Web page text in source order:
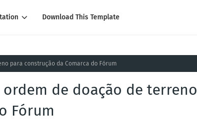
Download This Template
para construção da Comarca do Fórum
ordem de doação de terreno
Fórum